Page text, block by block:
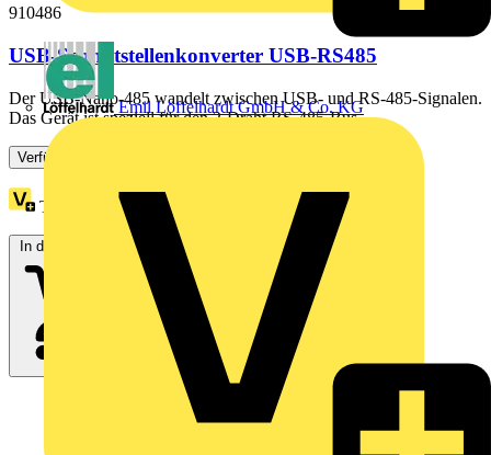
Emil Löffelhardt GmbH & Co. KG
910486
USB-Schnittstellenkonverter USB-RS485
Der USB-Nano-485 wandelt zwischen USB- und RS-485-Signalen.
Das Gerät ist speziell für den 2-Draht RS-485-Bus...
Verfügbar: 1 Händler
Treuepunkte:
In den Warenkorb